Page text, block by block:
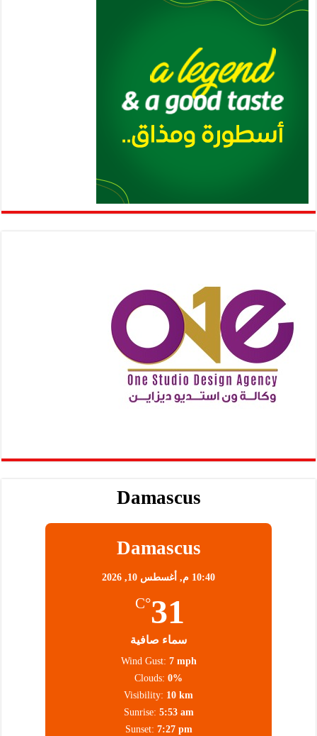
Damascus
Damascus
10:40 م, أغسطس 10, 2026
31
°C
سماء صافية
Wind Gust: 7 mph
Clouds: 0%
Visibility: 10 km
Sunrise: 5:53 am
Sunset: 7:27 pm